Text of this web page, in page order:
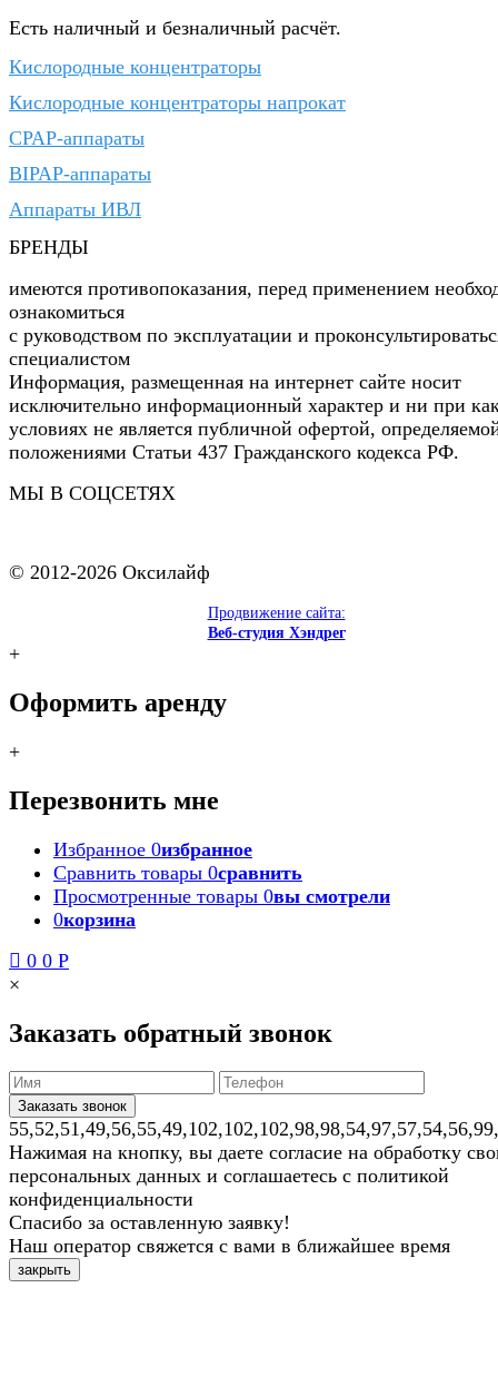
Есть наличный и безналичный расчёт.
Кислородные концентраторы
Кислородные концентраторы напрокат
CPAP-аппараты
BIPAP-аппараты
Аппараты ИВЛ
БРЕНДЫ
имеются противопоказания, перед применением
ознакомиться
с руководством по эксплуатации и
специалистом
Информация, размещенная на интернет сайте носит
исключительно информационный характер и ни при
условиях не является публичной офертой,
положениями Статьи 437 Гражданского кодекса РФ.
МЫ В СОЦСЕТЯХ
© 2012-2026 Оксилайф
Продвижение сайта:
Веб-студия Хэндрег
+
Оформить аренду
+
Перезвонить мне
Избранное 0избранное
Сравнить товары 0сравнить
Просмотренные товары 0вы смотрели
0корзина
0 0 Р
×
Заказать обратный звонок
Нажимая на кнопку, вы даете согласие на обработку
персональных данных и соглашаетесь с политикой
конфиденциальности
Спасибо за оставленную заявку!
Наш оператор свяжется с вами в ближайшее время
закрыть